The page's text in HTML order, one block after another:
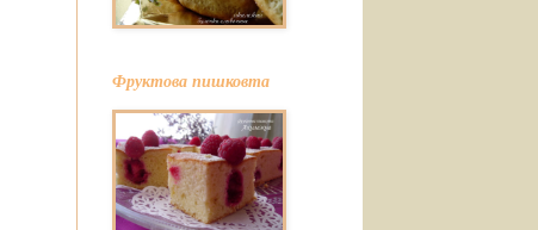
Фруктова пишковта